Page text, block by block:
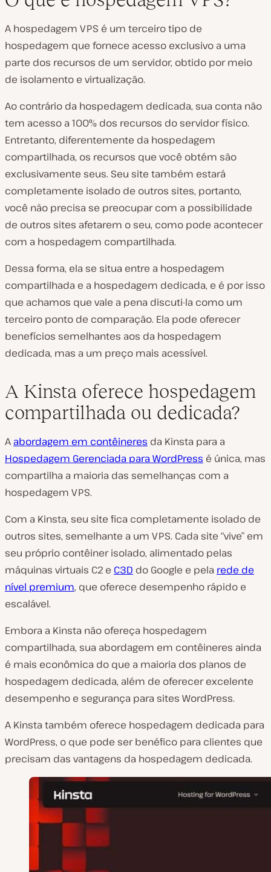
A hospedagem VPS é um terceiro tipo de
hospedagem que fornece acesso exclusivo a uma
parte dos recursos de um servidor, obtido por meio
de isolamento e virtualização.
Ao contrário da hospedagem dedicada, sua conta não
tem acesso a 100% dos recursos do servidor físico.
Entretanto, diferentemente da hospedagem
compartilhada, os recursos que você obtém são
exclusivamente seus. Seu site também estará
completamente isolado de outros sites, portanto,
você não precisa se preocupar com a possibilidade
de outros sites afetarem o seu, como pode acontecer
com a hospedagem compartilhada.
Dessa forma, ela se situa entre a hospedagem
compartilhada e a hospedagem dedicada, e é por isso
que achamos que vale a pena discuti-la como um
terceiro ponto de comparação. Ela pode oferecer
benefícios semelhantes aos da hospedagem
dedicada, mas a um preço mais acessível.
A Kinsta oferece hospedagem
compartilhada ou dedicada?
A abordagem em contêineres da Kinsta para a
Hospedagem Gerenciada para WordPress é única, mas
compartilha a maioria das semelhanças com a
hospedagem VPS.
Com a Kinsta, seu site fica completamente isolado de
outros sites, semelhante a um VPS. Cada site “vive” em
seu próprio contêiner isolado, alimentado pelas
máquinas virtuais C2 e C3D do Google e pela rede de
nível premium, que oferece desempenho rápido e
escalável.
Embora a Kinsta não ofereça hospedagem
compartilhada, sua abordagem em contêineres ainda
é mais econômica do que a maioria dos planos de
hospedagem dedicada, além de oferecer excelente
desempenho e segurança para sites WordPress.
A Kinsta também oferece hospedagem dedicada para
WordPress, o que pode ser benéfico para clientes que
precisam das vantagens da hospedagem dedicada.